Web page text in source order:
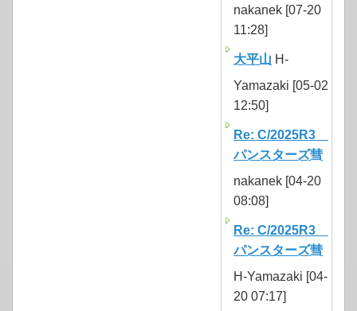
nakanek [07-20
11:28]
大平山 H-
Yamazaki [05-02
12:50]
Re: C/2025R3
パンスターズ彗
nakanek [04-20
08:08]
Re: C/2025R3
パンスターズ彗
H-Yamazaki [04-
20 07:17]